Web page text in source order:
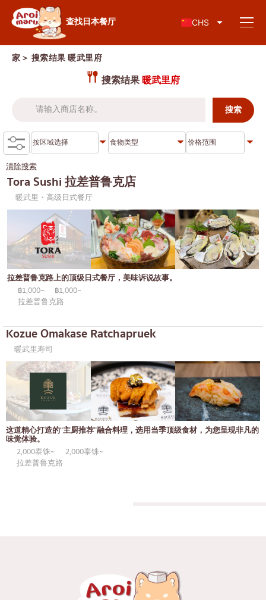
查找日本餐厅 CHS
日本料理
按食物类型搜索
寿司
拉面
居酒屋
日式烤肉/烤肉
猪排盖饭/炸猪排
涮涮锅/寿喜烧
日式咖喱
日式烤鸡肉串
荞麦面/乌冬面
日本糖果
天妇罗
主厨推荐
高级日式餐厅
刺身/海鲜
日式西餐
按地区搜索
查伦克伦
吞武里
暹
通罗
完全相同的
阿索克
阿里
风车
沙吞
论坚果
拉玛九世
拉差达
知识专栏
特别文章
KOL推荐的文章
家＞ 搜索结果暖武里府
搜索结果暖武里府
清除搜索
Tora Sushi 拉差普鲁克店
暖武里・高级日式餐厅
拉差普鲁克路上的顶级日式餐厅，美味诉说故事。
฿1,000~
฿1,000~
拉差普鲁克路
Kozue Omakase Ratchapruek
暖武里寿司
这道精心打造的“主厨推荐”融合料理，选用当季顶级食材，为您呈现非凡的
味觉体验。
2,000泰铢~
2,000泰铢~
拉差普鲁克路